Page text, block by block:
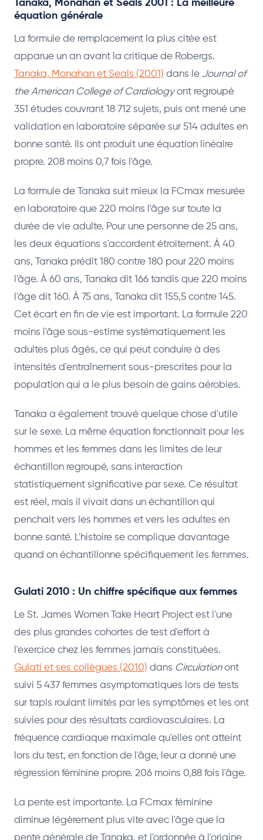
Tanaka, Monahan et Seals 2001 : La meilleure
équation générale
La formule de remplacement la plus citée est
apparue un an avant la critique de Robergs.
Tanaka, Monahan et Seals (2001) dans le Journal of
the American College of Cardiologyont regroupé
351 études couvrant 18 712 sujets, puis ont mené une
validation en laboratoire séparée sur 514 adultes en
bonne santé. Ils ont produit une équation linéaire
propre. 208 moins 0,7 fois l'âge.
La formule de Tanaka suit mieux la FCmax mesurée
en laboratoire que 220 moins l'âge sur toute la
durée de vie adulte. Pour une personne de 25 ans,
les deux équations s'accordent étroitement. À 40
ans, Tanaka prédit 180 contre 180 pour 220 moins
l'âge. À 60 ans, Tanaka dit 166 tandis que 220 moins
l'âge dit 160. À 75 ans, Tanaka dit 155,5 contre 145.
Cet écart en fin de vie est important. La formule 220
moins l'âge sous-estime systématiquement les
adultes plus âgés, ce qui peut conduire à des
intensités d'entraînement sous-prescrites pour la
population qui a le plus besoin de gains aérobies.
Tanaka a également trouvé quelque chose d'utile
sur le sexe. La même équation fonctionnait pour les
hommes et les femmes dans les limites de leur
échantillon regroupé, sans interaction
statistiquement significative par sexe. Ce résultat
est réel, mais il vivait dans un échantillon qui
penchait vers les hommes et vers les adultes en
bonne santé. L'histoire se complique davantage
quand on échantillonne spécifiquement les femmes.
Gulati 2010 : Un chiffre spécifique aux femmes
Le St. James Women Take Heart Project est l'une
des plus grandes cohortes de test d'effort à
l'exercice chez les femmes jamais constituées.
Gulati et ses collègues (2010) dans Circulationont
suivi 5 437 femmes asymptomatiques lors de tests
sur tapis roulant limités par les symptômes et les ont
suivies pour des résultats cardiovasculaires. La
fréquence cardiaque maximale qu'elles ont atteint
lors du test, en fonction de l'âge, leur a donné une
régression féminine propre. 206 moins 0,88 fois l'âge.
La pente est importante. La FCmax féminine
diminue légèrement plus vite avec l'âge que la
pente générale de Tanaka, et l'ordonnée à l'origine